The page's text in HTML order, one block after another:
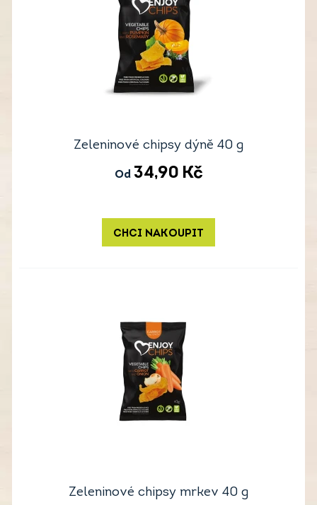
Zeleninové chipsy dýně 40 g
Od 34,90 Kč
CHCI NAKOUPIT
Zeleninové chipsy mrkev 40 g